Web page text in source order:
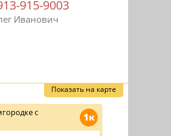
915-9003
Иванович
Показать на карте
1к
с